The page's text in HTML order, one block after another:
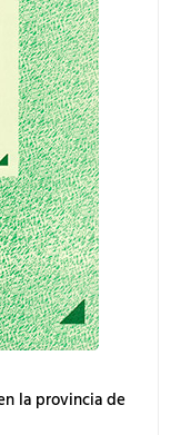
la provincia de